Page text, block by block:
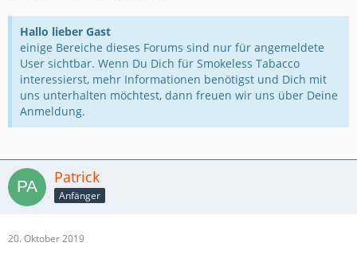
Hallo lieber Gast
einige Bereiche dieses Forums sind nur für angemeldete
User sichtbar. Wenn Du Dich für Smokeless Tabacco
interessierst, mehr Informationen benötigst und Dich mit
uns unterhalten möchtest, dann freuen wir uns über Deine
Anmeldung.
Patrick
Anfänger
20. Oktober 2019